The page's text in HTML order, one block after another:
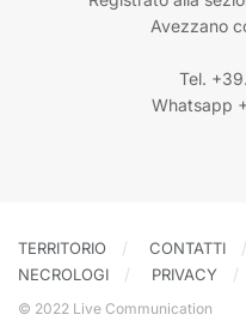
Avezzano
Tel.
Whatsapp
TERRITORIO CONTATTI
NECROLOGI
PRIVACY
© 2022 Live Communication